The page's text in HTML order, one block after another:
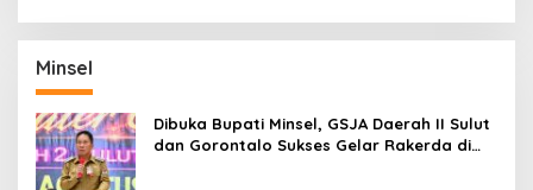
Minsel
Dibuka Bupati Minsel, GSJA Daerah II Sulut
dan Gorontalo Sukses Gelar Rakerda di